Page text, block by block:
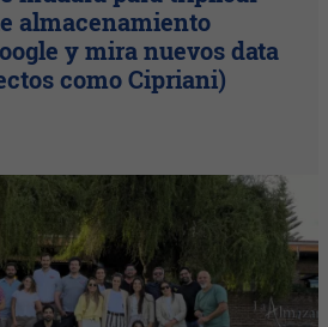
almacenamiento
y mira nuevos data
como Cipriani)